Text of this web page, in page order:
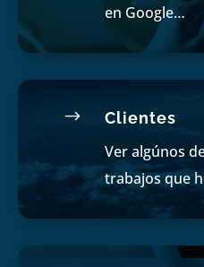
en Google…
$ Clientes
Ver algúnos
trabajos que